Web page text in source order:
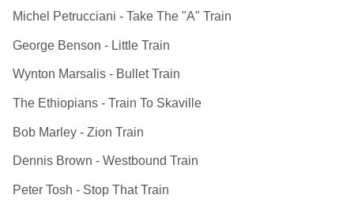
Michel Petrucciani - Take The "A" Train
George Benson - Little Train
Wynton Marsalis - Bullet Train
The Ethiopians - Train To Skaville
Bob Marley - Zion Train
Dennis Brown - Westbound Train
Peter Tosh - Stop That Train